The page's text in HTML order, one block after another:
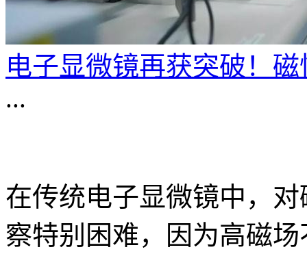
电子显微镜再获突破！
...
在传统电子显微镜中，
察特别困难，因为高磁